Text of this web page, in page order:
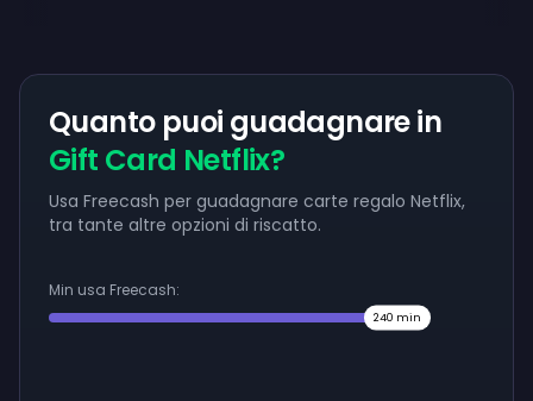
Quanto puoi guadagnare in
Gift Card Netflix?
Usa Freecash per guadagnare carte regalo Netflix,
tra tante altre opzioni di riscatto.
Min usa Freecash:
240 min